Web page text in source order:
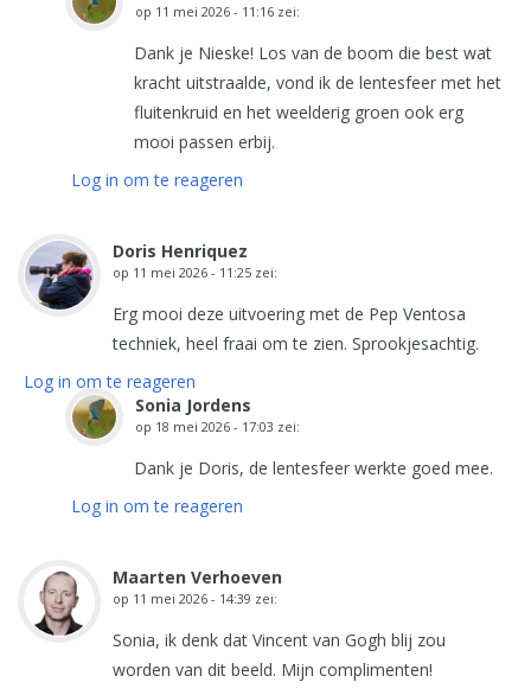
op 11 mei 2026 - 11:16 zei:
Dank je Nieske! Los van de boom die best wat
kracht uitstraalde, vond ik de lentesfeer met het
fluitenkruid en het weelderig groen ook erg
mooi passen erbij.
Log in om te reageren
Doris Henriquez
op 11 mei 2026 - 11:25 zei:
Erg mooi deze uitvoering met de Pep Ventosa
techniek, heel fraai om te zien. Sprookjesachtig.
Log in om te reageren
Sonia Jordens
op 18 mei 2026 - 17:03 zei:
Dank je Doris, de lentesfeer werkte goed mee.
Log in om te reageren
Maarten Verhoeven
op 11 mei 2026 - 14:39 zei:
Sonia, ik denk dat Vincent van Gogh blij zou
worden van dit beeld. Mijn complimenten!